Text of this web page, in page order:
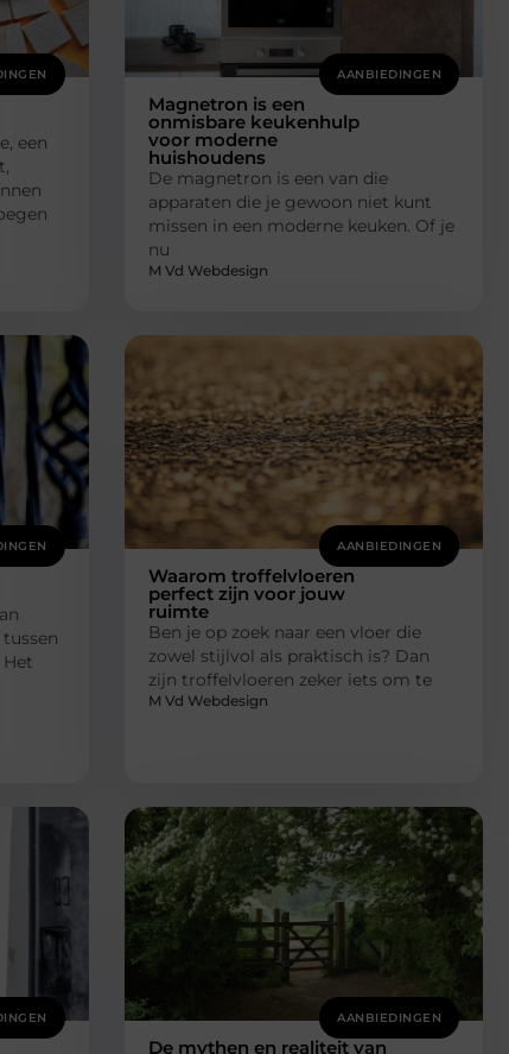
een
AANBIEDINGEN
Magnetron is een
onmisbare keukenhulp
voor moderne
huishoudens
De magnetron is een van die
apparaten die je gewoon niet kunt
missen in een moderne keuken. Of je
nu
M Vd Webdesign
AANBIEDINGEN
Waarom troffelvloeren
perfect zijn voor jouw
ruimte
Ben je op zoek naar een vloer die
zowel stijlvol als praktisch is? Dan
zijn troffelvloeren zeker iets om te
M Vd Webdesign
AANBIEDINGEN
De mythen en realiteit van